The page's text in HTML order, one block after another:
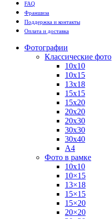
FAQ
Франшиза
Поддержка и контакты
Оплата и доставка
Фотографии
Классические фото
10х10
10х15
13х18
15х15
15х20
20х20
20х30
30х30
30х40
А4
Фото в рамке
10х10
10×15
13×18
15×15
15×20
20×20